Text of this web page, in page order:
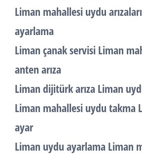
Liman mahallesi uydu
ayarlama
Liman çanak servisi Liman
anten arıza
Liman dijitürk arıza Liman
Liman mahallesi uydu takma
ayar
Liman uydu ayarlama Liman